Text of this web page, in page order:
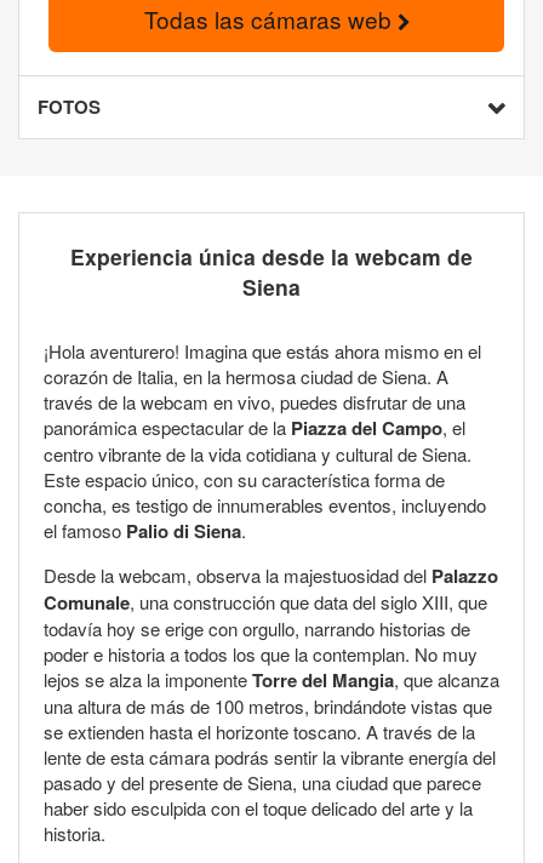
Todas las cámaras web
FOTOS
Experiencia única desde la webcam de
Siena
¡Hola aventurero! Imagina que estás ahora mismo en el
corazón de Italia, en la hermosa ciudad de Siena. A
través de la webcam en vivo, puedes disfrutar de una
panorámica espectacular de la Piazza del Campo, el
centro vibrante de la vida cotidiana y cultural de Siena.
Este espacio único, con su característica forma de
concha, es testigo de innumerables eventos, incluyendo
el famoso Palio di Siena.
Desde la webcam, observa la majestuosidad del Palazzo
Comunale, una construcción que data del siglo XIII, que
todavía hoy se erige con orgullo, narrando historias de
poder e historia a todos los que la contemplan. No muy
lejos se alza la imponenteTorre del Mangia, que alcanza
una altura de más de 100 metros, brindándote vistas que
se extienden hasta el horizonte toscano. A través de la
lente de esta cámara podrás sentir la vibrante energía del
pasado y del presente de Siena, una ciudad que parece
haber sido esculpida con el toque delicado del arte y la
historia.